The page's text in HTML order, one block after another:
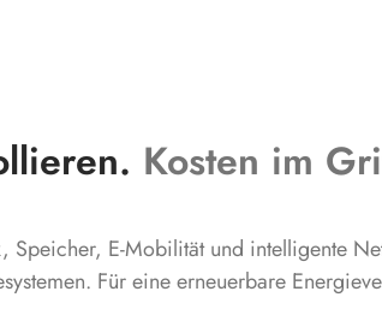
Kosten im
Speicher, E-Mobilität und intelligente
Für eine erneuerbare